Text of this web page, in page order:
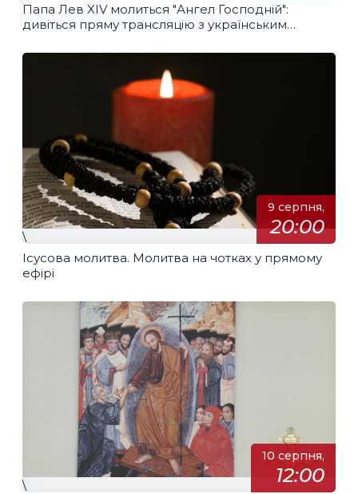
Папа Лев XIV молиться "Ангел Господній":
дивіться пряму трансляцію з українським
9 серпня,
20:00
\
Ісусова молитва. Молитва на чотках у прямому
ефірі
10 серпня,
12:00
\